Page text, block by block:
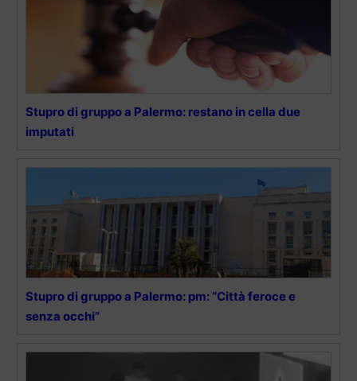
Stupro di gruppo a Palermo: restano in cella due
imputati
Stupro di gruppo a Palermo: pm: “Città feroce e
senza occhi”